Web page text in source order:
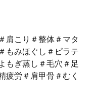
肩こり＃整体＃マタ
もみほぐし＃ピラテ
もぎ蒸し＃毛穴＃足
疲労＃肩甲骨＃むく